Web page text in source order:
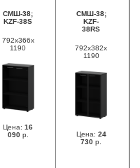
СМШ-38;
KZF-38S
792х366х
1190
Цена: 16
090р.
СМШ-38;
KZF-
38RS
792х382х
1190
Цена: 24
730 р.